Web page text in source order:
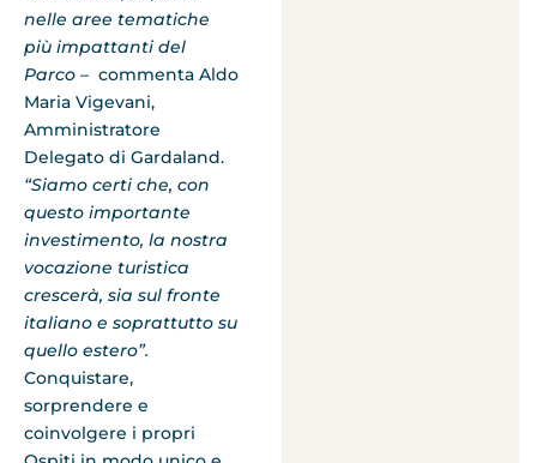
nelle aree tematiche
più impattanti del
Parco – commenta Aldo
Maria Vigevani,
Amministratore
Delegato di Gardaland.
“Siamo certi che, con
questo importante
investimento, la nostra
vocazione turistica
crescerà, sia sul fronte
italiano e soprattutto su
quello estero”.
Conquistare,
sorprendere e
coinvolgere i propri